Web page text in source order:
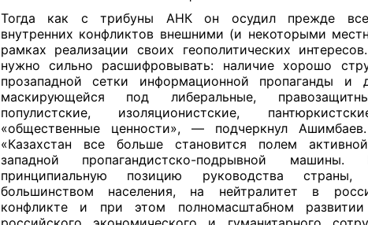
Тогда как с трибуны АНК он осудил прежде
внутренних конфликтов внешними (и некоторыми
рамках реализации своих геополитических
нужно сильно расшифровывать: наличие хорошо
прозападной сетки информационной пропаганды и
маскирующейся под либеральные,
популистские, изоляционистские,
«общественные ценности», — подчеркнул
«Казахстан все больше становится полем
западной пропагандистско-подрывной
принципиальную позицию руководства страны,
большинством населения, на нейтралитет в
конфликте и при этом полномасштабном развитии